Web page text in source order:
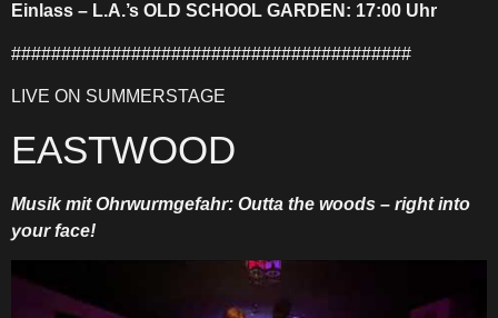
Einlass – L.A.’s OLD SCHOOL GARDEN: 17:00 Uhr
########################################
LIVE ON SUMMERSTAGE
EASTWOOD
Musik mit Ohrwurmgefahr: Outta the woods – right into
your face!